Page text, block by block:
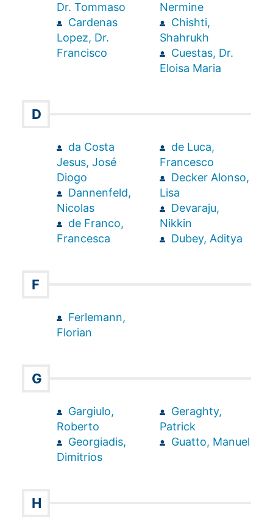
Dr. Tommaso
Cardenas
Lopez, Dr.
Francisco
Nermine
Chishti,
Shahrukh
Cuestas, Dr.
Eloisa Maria
D
da Costa
Jesus, José
Diogo
Dannenfeld,
Nicolas
de Franco,
Francesca
de Luca,
Francesco
Decker Alonso,
Lisa
Devaraju,
Nikkin
Dubey, Aditya
F
Ferlemann,
Florian
G
Gargiulo,
Roberto
Georgiadis,
Dimitrios
Geraghty,
Patrick
Guatto, Manuel
H